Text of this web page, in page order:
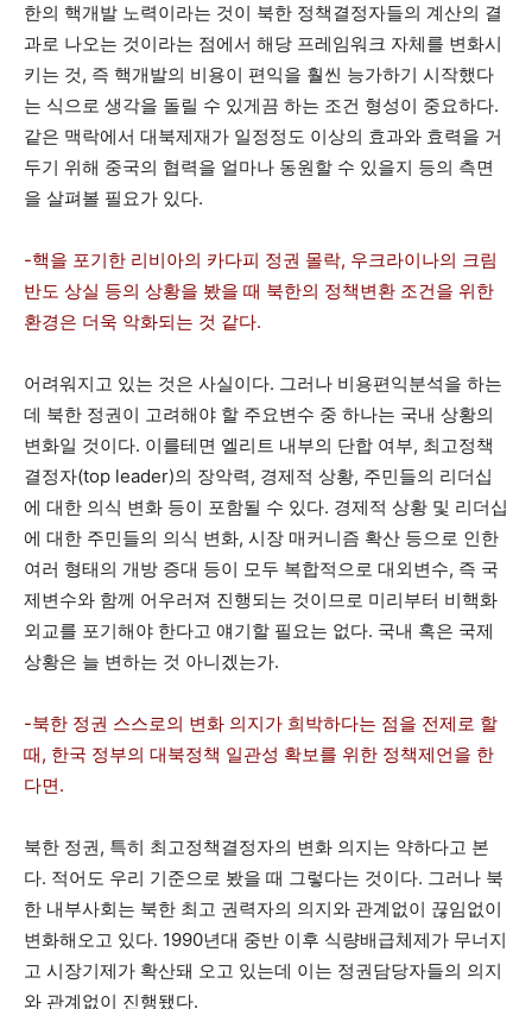
한의 핵개발 노력이라는 것이 북한 정책결정자들의 계산의 결
과로 나오는 것이라는 점에서 해당 프레임워크 자체를 변화시
키는 것, 즉 핵개발의 비용이 편익을 훨씬 능가하기 시작했다
는 식으로 생각을 돌릴 수 있게끔 하는 조건 형성이 중요하다.
같은 맥락에서 대북제재가 일정정도 이상의 효과와 효력을 거
두기 위해 중국의 협력을 얼마나 동원할 수 있을지 등의 측면
을 살펴볼 필요가 있다.
-핵을 포기한 리비아의 카다피 정권 몰락, 우크라이나의 크림
반도 상실 등의 상황을 봤을 때 북한의 정책변환 조건을 위한
환경은 더욱 악화되는 것 같다.
어려워지고 있는 것은 사실이다. 그러나 비용편익분석을 하는
데 북한 정권이 고려해야 할 주요변수 중 하나는 국내 상황의
변화일 것이다. 이를테면 엘리트 내부의 단합 여부, 최고정책
결정자(top leader)의 장악력, 경제적 상황, 주민들의 리더십
에 대한 의식 변화 등이 포함될 수 있다. 경제적 상황 및 리더십
에 대한 주민들의 의식 변화, 시장 매커니즘 확산 등으로 인한
여러 형태의 개방 증대 등이 모두 복합적으로 대외변수, 즉 국
제변수와 함께 어우러져 진행되는 것이므로 미리부터 비핵화
외교를 포기해야 한다고 얘기할 필요는 없다. 국내 혹은 국제
상황은 늘 변하는 것 아니겠는가.
-북한 정권 스스로의 변화 의지가 희박하다는 점을 전제로 할
때, 한국 정부의 대북정책 일관성 확보를 위한 정책제언을 한
다면.
북한 정권, 특히 최고정책결정자의 변화 의지는 약하다고 본
다. 적어도 우리 기준으로 봤을 때 그렇다는 것이다. 그러나 북
한 내부사회는 북한 최고 권력자의 의지와 관계없이 끊임없이
변화해오고 있다. 1990년대 중반 이후 식량배급체제가 무너지
고 시장기제가 확산돼 오고 있는데 이는 정권담당자들의 의지
와 관계없이 진행됐다.